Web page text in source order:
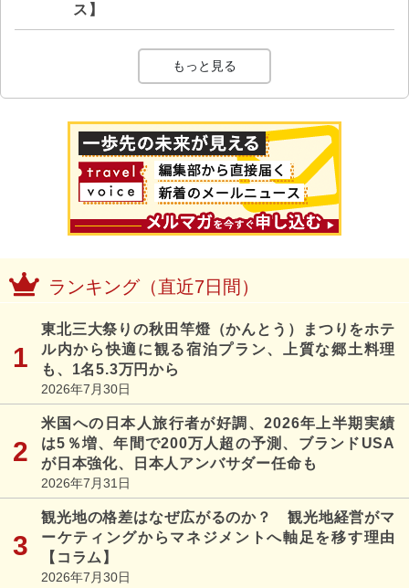
ス】
もっと見る
ランキング（直近7日間）
東北三大祭りの秋田竿燈（かんとう）まつりをホテ
ル内から快適に観る宿泊プラン、上質な郷土料理
も、1名5.3万円から
2026年7月30日
米国への日本人旅行者が好調、2026年上半期実績
は5％増、年間で200万人超の予測、ブランドUSA
が日本強化、日本人アンバサダー任命も
2026年7月31日
観光地の格差はなぜ広がるのか？ 観光地経営がマ
ーケティングからマネジメントへ軸足を移す理由
【コラム】
2026年7月30日